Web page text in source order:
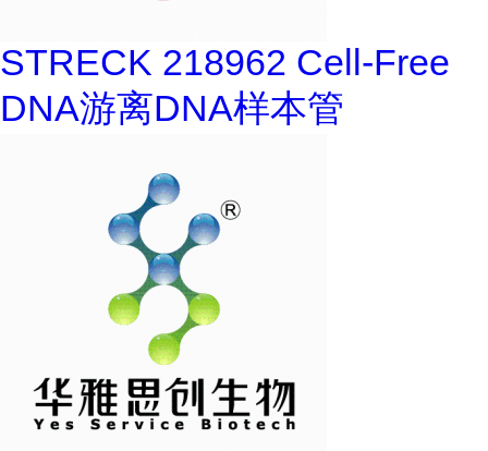
STRECK 218962 Cell-Free
DNA游离DNA样本管